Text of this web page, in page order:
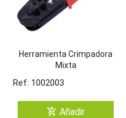
Herramienta Crimpadora
Mixta
Ref: 1002003
add_shopping_cart Añadir